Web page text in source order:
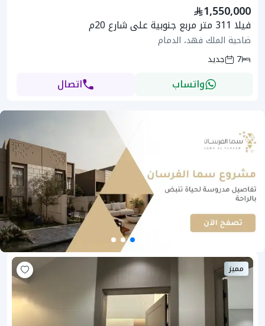
1,550,000
فيلا 311 متر مربع جنوبية على شارع 20م
ضاحية الملك فهد، الدمام
7
جديد
واتساب اتصال
مميز